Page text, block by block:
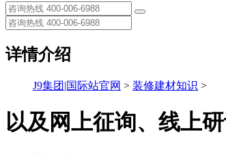
详情介绍
J9集团|国际站官网 > 装修建材知识 >
以及网上征询、线上